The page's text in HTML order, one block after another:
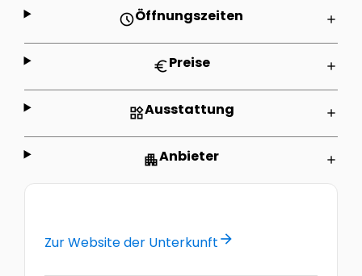
scheduleÖffnungszeiten add
euroPreise add
widgetsAusstattung add
apartmentAnbieter add
Zur Website der Unterkunftarrow_forward